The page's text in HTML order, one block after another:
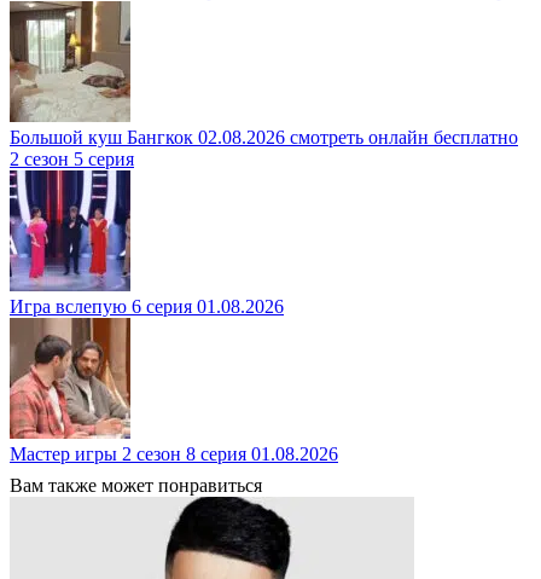
Большой куш Бангкок 02.08.2026 смотреть онлайн бесплатно
2 сезон 5 серия
Игра вслепую 6 серия 01.08.2026
Мастер игры 2 сезон 8 серия 01.08.2026
Вам также может понравиться